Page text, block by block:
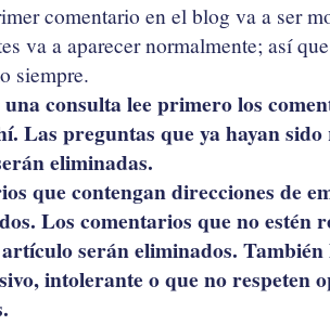
comentario en el blog va a ser
va a aparecer normalmente; así
siempre.
consulta lee primero los
Las preguntas que ya hayan
eliminadas.
que contengan direcciones de
Los comentarios que no estén
serán eliminados.
intolerante o que no respeten